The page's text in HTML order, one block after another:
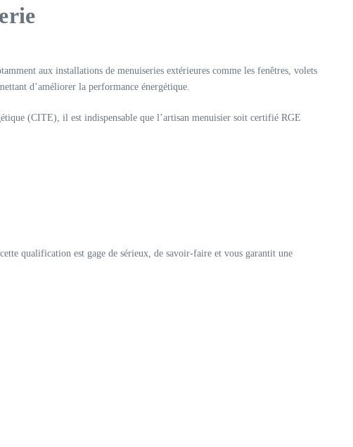
aux installations de menuiseries extérieures comme les fenêtres, volets
d’améliorer la performance énergétique.
(CITE), il est indispensable que l’artisan menuisier soit certifié RGE
qualification est gage de sérieux, de savoir-faire et vous garantit une